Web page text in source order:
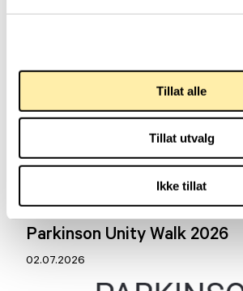
Tillat alle
Tillat utvalg
Ikke tillat
Parkinson Unity Walk 2026
02.07.2026